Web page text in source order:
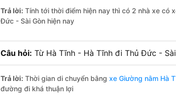
Trả lời: Tính tới thời điểm hiện nay thì có 2 nhà xe có
Đức - Sài Gòn hiện nay
Câu hỏi: Từ Hà Tĩnh - Hà Tĩnh đi Thủ Đức -
Trả lời: Thời gian di chuyển bằng xe Giường nằm Hà
đường đi khá thuận lợi